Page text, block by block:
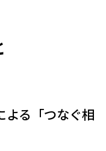
よる「つなぐ相